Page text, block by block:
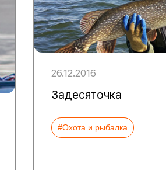
26.12.2016
Задесяточка
#Охота и рыбалка